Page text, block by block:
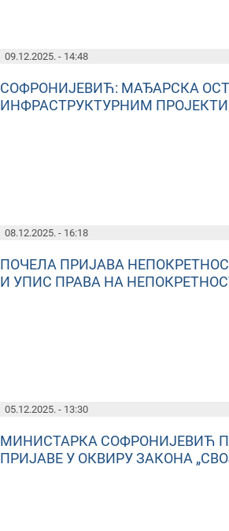
09.12.2025. - 14:48
СОФРОНИЈЕВИЋ: МАЂАРСКА
ИНФРАСТРУКТУРНИМ
08.12.2025. - 16:18
ПОЧЕЛА ПРИЈАВА
И УПИС ПРАВА НА
05.12.2025. - 13:30
МИНИСТАРКА СОФРОНИЈЕВИЋ
ПРИЈАВЕ У ОКВИРУ ЗАКОНА